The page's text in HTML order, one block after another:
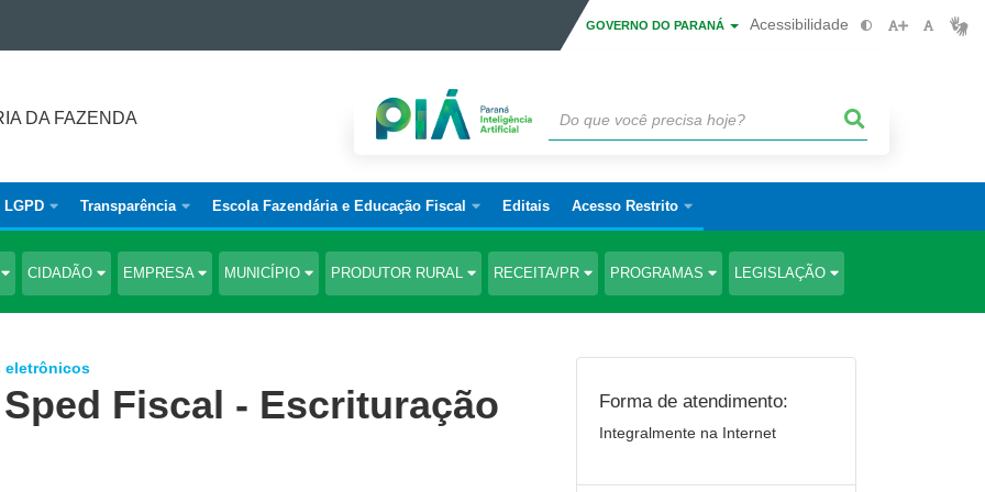
GOVERNO DO PARANÁ Acessibilidade
DA FAZENDA
LGPD Transparência Escola Fazendária e Educação Fiscal Editais Acesso Restrito
CIDADÃO EMPRESA MUNICÍPIO PRODUTOR RURAL RECEITA/PR PROGRAMAS LEGISLAÇÃO
eletrônicos
Fiscal - Escrituração
Forma de atendimento:
Integralmente na Internet